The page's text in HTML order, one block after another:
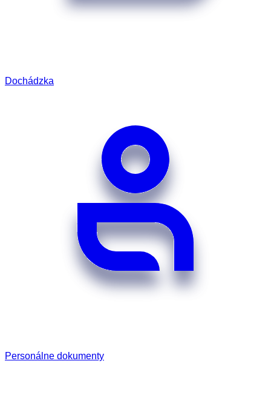
Dochádzka
Personálne dokumenty